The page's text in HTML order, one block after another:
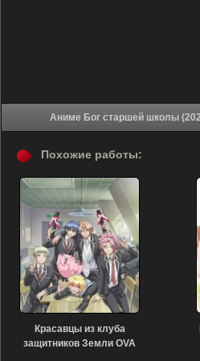
Похожие работы:
Красавцы из клуба
защитников Земли OVA